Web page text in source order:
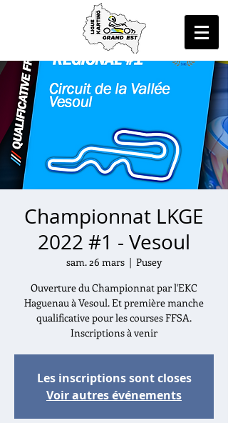
Championnat LKGE
2022 #1 - Vesoul
sam. 26 mars
  |
Pusey
Ouverture du Championnat par l'EKC
Haguenau à Vesoul. Et première manche
qualificative pour les courses FFSA.
Inscriptions à venir
Les inscriptions sont closes
Voir autres événements